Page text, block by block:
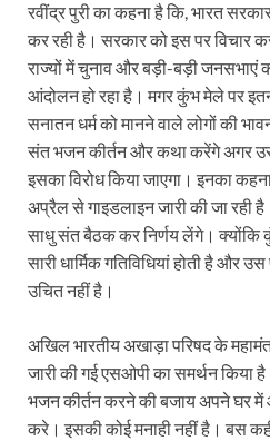
रवींद्र पुरी का कहना है कि, भारत
कर रही है। सरकार को इस पर विचार
राज्यों में चुनाव और बड़ी-बड़ी जनसभाएं
आंदोलन हो रहा है। मगर कुंभ मेले पर
सनातन धर्म को मानने वाले लोगों की
संत भजन कीर्तन और कथा करेंगे अगर
इसका विरोध किया जाएगा। इनका
अप्रैल से गाइडलाइन जारी की जा रही
साधु संत बैठक कर निर्णय लेंगे।
सारी धार्मिक गतिविधियां होती है और
उचित नहीं है।
अखिल भारतीय अखाड़ा परिषद के
जारी की गई एसओपी का समर्थन किया
भजन कीर्तन करने की बजाय अपने घर
करे। इसकी कोई मनाही नहीं है। बस